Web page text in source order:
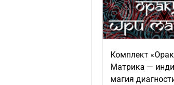
Комплект
Матрика —
магия